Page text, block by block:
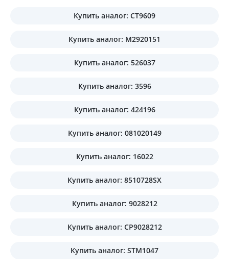
Купить аналог: CT9609
Купить аналог: M2920151
Купить аналог: 526037
Купить аналог: 3596
Купить аналог: 424196
Купить аналог: 081020149
Купить аналог: 16022
Купить аналог: 8510728SX
Купить аналог: 9028212
Купить аналог: CP9028212
Купить аналог: STM1047